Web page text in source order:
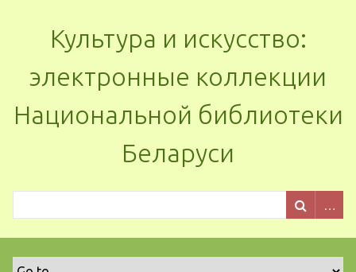
Культура и искусство:
электронные коллекции
Национальной библиотеки
Беларуси